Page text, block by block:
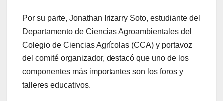
Por su parte, Jonathan Irizarry Soto, estudiante del
Departamento de Ciencias Agroambientales del
Colegio de Ciencias Agrícolas (CCA) y portavoz
del comité organizador, destacó que uno de los
componentes más importantes son los foros y
talleres educativos.